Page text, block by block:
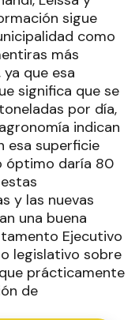
sigue
como
más
que esa
significa que se
por día,
indican
esa superficie
óptimo daría 80
y las nuevas
una buena
Ejecutivo
legislativo sobre
prácticamente
de